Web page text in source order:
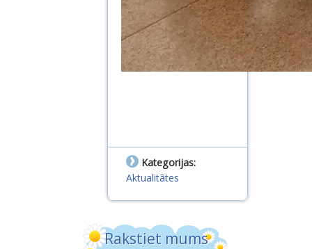
Kategorijas:
Aktualitātes
Rakstiet mums